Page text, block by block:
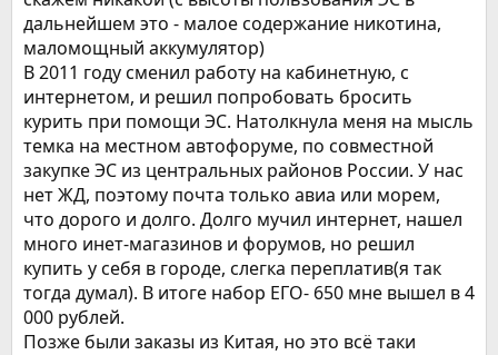
дальнейшем это - малое содержание никотина,
маломощный аккумулятор)
В 2011 году сменил работу на кабинетную, с
интернетом, и решил попробовать бросить
курить при помощи ЭС. Натолкнула меня на мысль
темка на местном автофоруме, по совместной
закупке ЭС из центральных районов России. У нас
нет ЖД, поэтому почта только авиа или морем,
что дорого и долго. Долго мучил интернет, нашел
много инет-магазинов и форумов, но решил
купить у себя в городе, слегка переплатив(я так
тогда думал). В итоге набор ЕГО- 650 мне вышел в 4
000 рублей.
Позже были заказы из Китая, но это всё таки